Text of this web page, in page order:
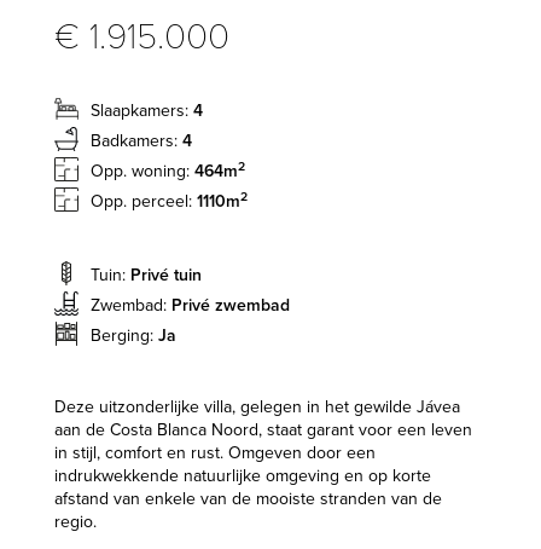
€ 1.915.000
Slaapkamers: 4
Badkamers: 4
Opp. woning: 464m2
Opp. perceel: 1110m2
Tuin: Privé tuin
Zwembad: Privé zwembad
Berging: Ja
Deze uitzonderlijke villa, gelegen in het gewilde Jávea
aan de Costa Blanca Noord, staat garant voor een leven
in stijl, comfort en rust. Omgeven door een
indrukwekkende natuurlijke omgeving en op korte
afstand van enkele van de mooiste stranden van de
regio.